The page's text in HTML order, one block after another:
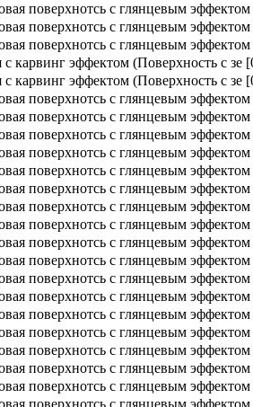
поверхнотсь с глянцевым эффектом
поверхнотсь с глянцевым эффектом
поверхнотсь с глянцевым эффектом
карвинг эффектом (Поверхность с зе
карвинг эффектом (Поверхность с зе
поверхнотсь с глянцевым эффектом
поверхнотсь с глянцевым эффектом
поверхнотсь с глянцевым эффектом
поверхнотсь с глянцевым эффектом
поверхнотсь с глянцевым эффектом
поверхнотсь с глянцевым эффектом
поверхнотсь с глянцевым эффектом
поверхнотсь с глянцевым эффектом
поверхнотсь с глянцевым эффектом
поверхнотсь с глянцевым эффектом
поверхнотсь с глянцевым эффектом
поверхнотсь с глянцевым эффектом
поверхнотсь с глянцевым эффектом
поверхнотсь с глянцевым эффектом
поверхнотсь с глянцевым эффектом
поверхнотсь с глянцевым эффектом
поверхнотсь с глянцевым эффектом